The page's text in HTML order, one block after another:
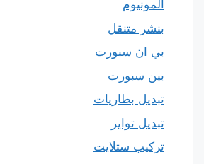
المونيوم
بنشر متنقل
بي ان سبورت
بين سبورت
تبديل بطاريات
تبديل تواير
تركيب ستلايت